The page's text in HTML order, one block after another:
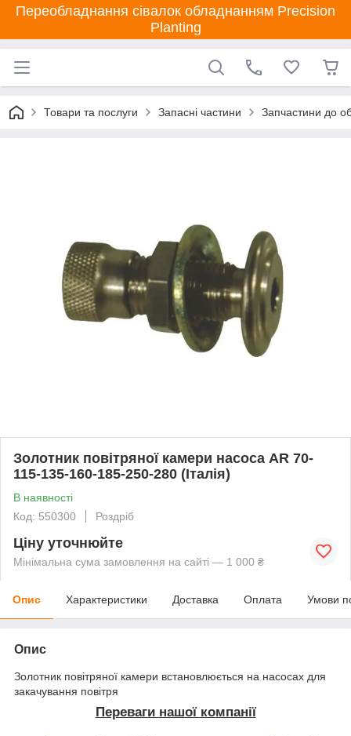
Переобладнання сівалок обладнанням Precision
Planting
Товари та послуги Запасні частини Запчастини до
Золотник повітряної камери насоса AR 70-
115-135-160-185-250-280 (Італія)
В наявності
Код: 550300
Роздріб
Ціну уточнюйте
Мінімальна сума замовлення на сайті — 1 000 ₴
Опис Характеристики Доставка Оплата Умови
Опис
Золотник повітряної камери встановлюється на насосах для
закачування повітря
Переваги нашої компанії